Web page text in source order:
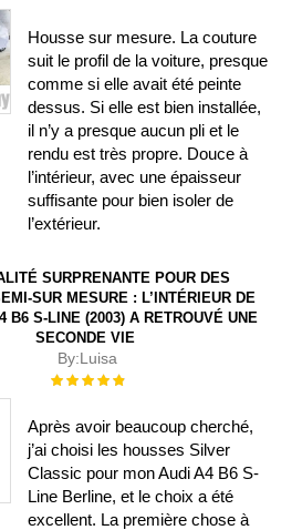
Housse sur mesure. La couture
suit le profil de la voiture, presque
comme si elle avait été peinte
dessus. Si elle est bien installée,
il n’y a presque aucun pli et le
rendu est très propre. Douce à
l’intérieur, avec une épaisseur
suffisante pour bien isoler de
l’extérieur.
SURPRENANTE POUR DES
SUR MESURE : L’INTÉRIEUR DE
B6 S-LINE (2003) A RETROUVÉ UNE
SECONDE VIE
By:Luisa
Évaluation :
Après avoir beaucoup cherché,
j’ai choisi les housses Silver
Classic pour mon Audi A4 B6 S-
Line Berline, et le choix a été
excellent. La première chose à